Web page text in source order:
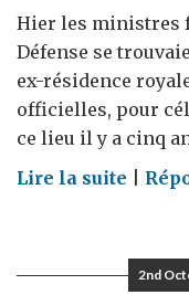
Hier les ministres
Défense se
ex-résidence
officielles, pour
ce lieu il y a cinq
Lire la suite on
2nd